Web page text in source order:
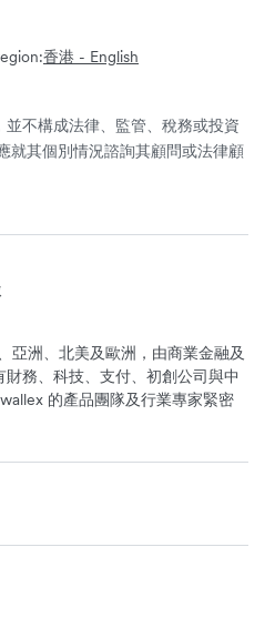
香港 - English
不構成法律、監管、稅務或投資
就其個別情況諮詢其顧問或法律顧
亞洲、北美及歐洲，由商業金融及
務、科技、支付、初創公司與中
的產品團隊及行業專家緊密